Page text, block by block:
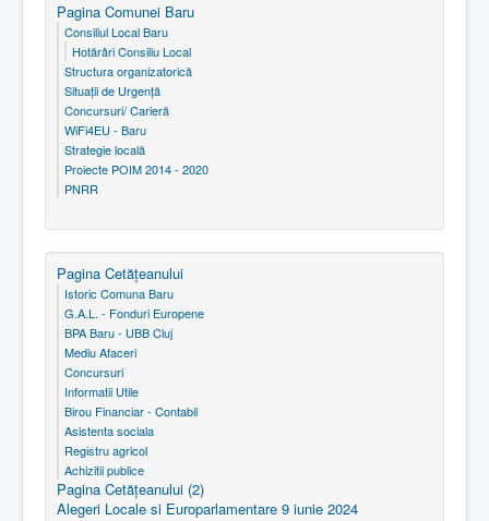
Pagina Comunei Baru
Consiliul Local Baru
Hotărâri Consiliu Local
Structura organizatorică
Situaţii de Urgenţă
Concursuri/ Carieră
WiFi4EU - Baru
Strategie locală
Proiecte POIM 2014 - 2020
PNRR
Pagina Cetăţeanului
Istoric Comuna Baru
G.A.L. - Fonduri Europene
BPA Baru - UBB Cluj
Mediu Afaceri
Concursuri
Informatii Utile
Birou Financiar - Contabil
Asistenta sociala
Registru agricol
Achizitii publice
Pagina Cetăţeanului (2)
Alegeri Locale si Europarlamentare 9 iunie 2024